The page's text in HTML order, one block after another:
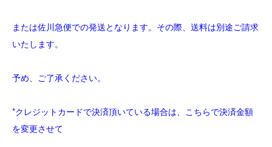
または佐川急便での発送となります。その際、送料は別途ご請求
いたします。
予め、ご了承ください。
*クレジットカードで決済頂いている場合は、こちらで決済金額
を変更させて